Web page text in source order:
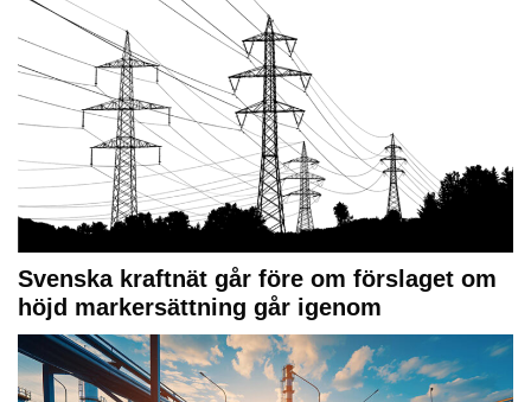
Svenska kraftnät går före om förslaget om
höjd markersättning går igenom